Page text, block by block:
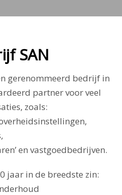
SAN
gerenommeerd bedrijf in
partner voor veel
zoals:
en vastgoedbedrijven.
jaar in de breedste zin: